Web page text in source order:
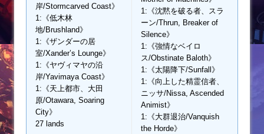
岸/Stormcarved Coast》
1:《低木林
地/Brushland》
1:《ザンダーの居
室/Xander’s Lounge》
1:《ヤヴィマヤの沿
岸/Yavimaya Coast》
1:《天上都市、大田
原/Otawara, Soaring
City》
27 lands
1:《沈黙を破る者、スラ
ーン/Thrun, Breaker of
Silence》
1:《強情なベイロ
ス/Obstinate Baloth》
1:《太陽降下/Sunfall》
1:《向上した精霊信者、
ニッサ/Nissa, Ascended
Animist》
1:《大群退治/Vanquish
the Horde》